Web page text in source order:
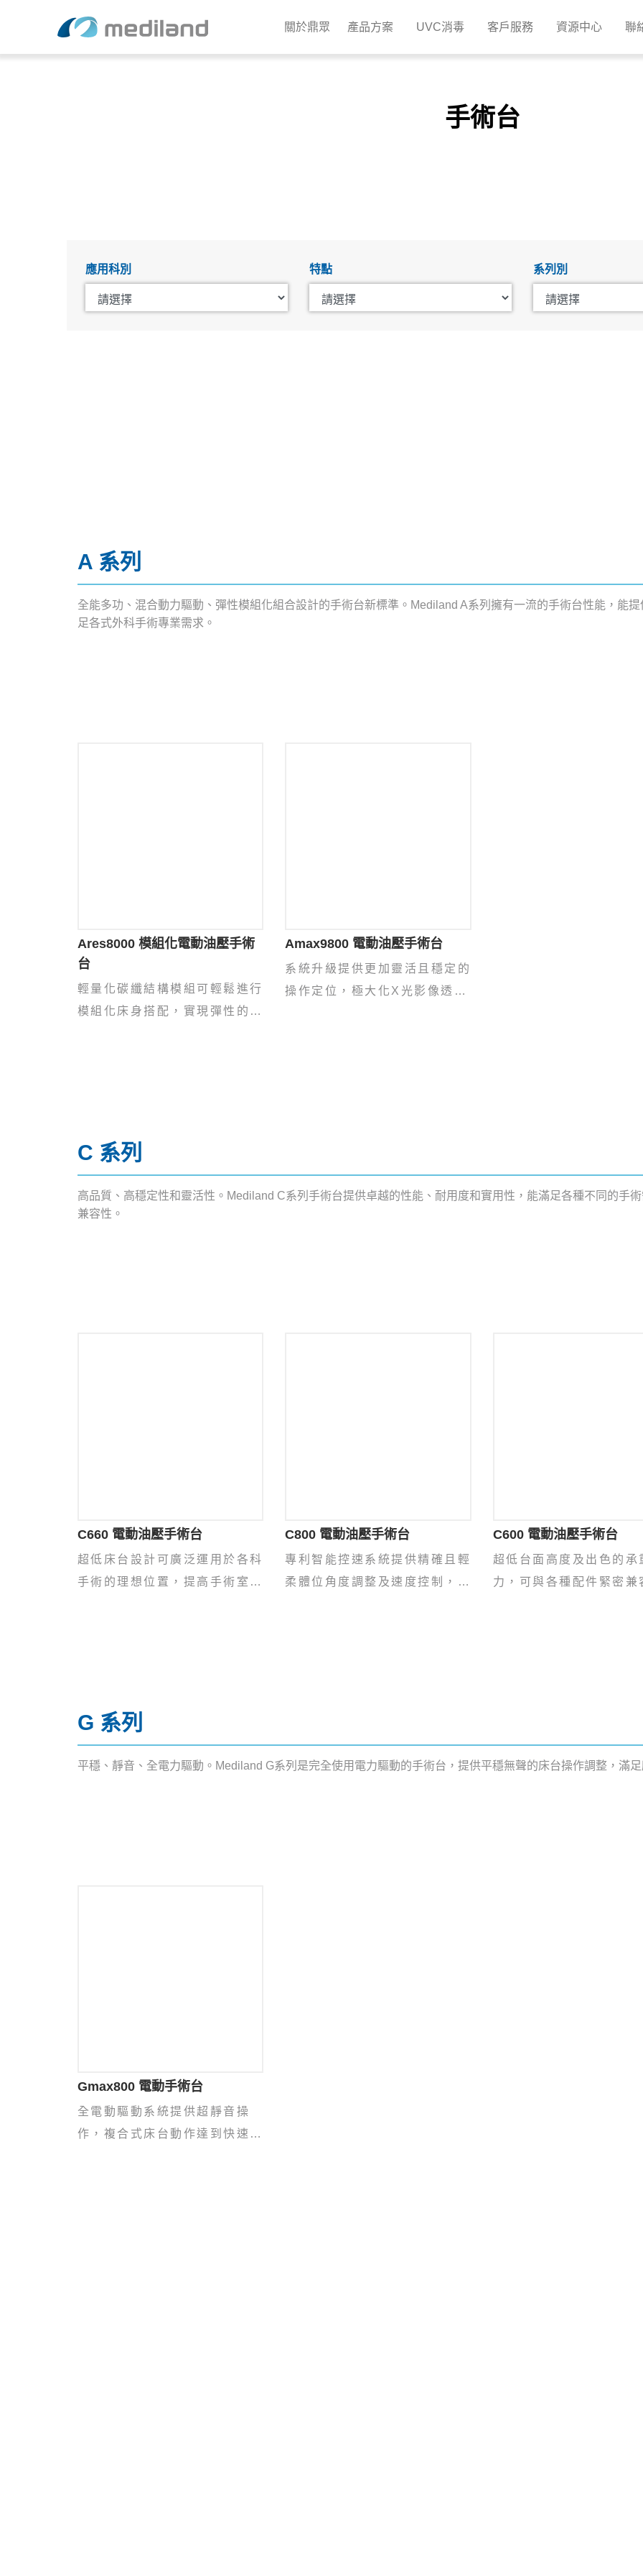
關於鼎眾 產品方案 UVC消毒 客戶服務 資源中心 聯
手術台
應用科別 特點 系列別
A 系列
全能多功、混合動力驅動、彈性模組化組合設計的手術台新標準。Mediland A系列擁有一流的手術台性能，能
足各式外科手術專業需求。
Ares8000 模組化電動油壓手術
台
輕量化碳纖結構模組可輕鬆進行
模組化床身搭配，實現彈性的手
Amax9800 電動油壓手術台
系統升級提供更加靈活且穩定的
操作定位，極大化X光影像透視
C 系列
高品質、高穩定性和靈活性。Mediland C系列手術台提供卓越的性能、耐用度和實用性，能滿足各種不同的手
兼容性。
C660 電動油壓手術台
超低床台設計可廣泛運用於各科
手術的理想位置，提高手術室效
C800 電動油壓手術台
專利智能控速系統提供精確且輕
柔體位角度調整及速度控制，大
C600 電動油壓手術台
超低台面高度及出色的承
力，可與各種配件緊密兼
G 系列
平穩、靜音、全電力驅動。Mediland G系列是完全使用電力驅動的手術台，提供平穩無聲的床台操作調整，滿
Gmax800 電動手術台
全電動驅動系統提供超靜音操
作，複合式床台動作達到快速調